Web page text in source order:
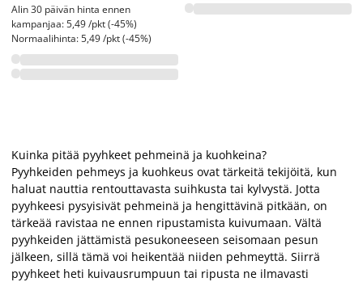
Alin 30 päivän hinta ennen
kampanjaa: 5,49 /pkt (-45%)
Normaalihinta: 5,49 /pkt (-45%)
Kuinka pitää pyyhkeet pehmeinä ja kuohkeina?
Pyyhkeiden pehmeys ja kuohkeus ovat tärkeitä tekijöitä, kun
haluat nauttia rentouttavasta suihkusta tai kylvystä. Jotta
pyyhkeesi pysyisivät pehmeinä ja hengittävinä pitkään, on
tärkeää ravistaa ne ennen ripustamista kuivumaan. Vältä
pyyhkeiden jättämistä pesukoneeseen seisomaan pesun
jälkeen, sillä tämä voi heikentää niiden pehmeyttä. Siirrä
pyyhkeet heti kuivausrumpuun tai ripusta ne ilmavasti